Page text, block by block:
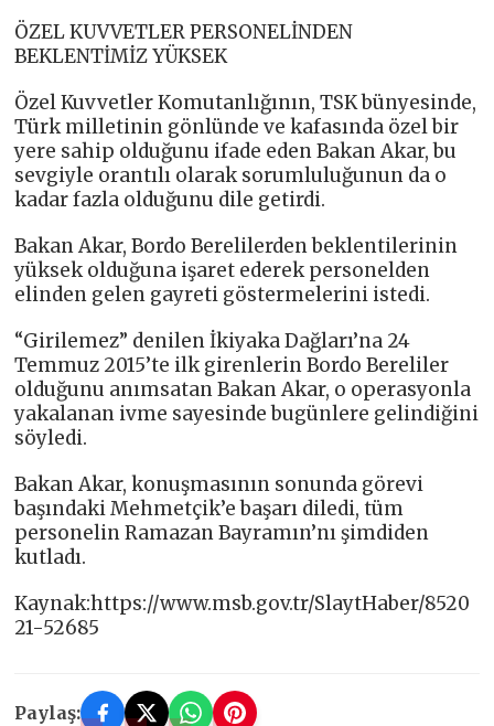
ÖZEL KUVVETLER PERSONELİNDEN
BEKLENTİMİZ YÜKSEK
Özel Kuvvetler Komutanlığının, TSK bünyesinde,
Türk milletinin gönlünde ve kafasında özel bir
yere sahip olduğunu ifade eden Bakan Akar, bu
sevgiyle orantılı olarak sorumluluğunun da o
kadar fazla olduğunu dile getirdi.
Bakan Akar, Bordo Berelilerden beklentilerinin
yüksek olduğuna işaret ederek personelden
elinden gelen gayreti göstermelerini istedi.
“Girilemez” denilen İkiyaka Dağları’na 24
Temmuz 2015’te ilk girenlerin Bordo Bereliler
olduğunu anımsatan Bakan Akar, o operasyonla
yakalanan ivme sayesinde bugünlere gelindiğini
söyledi.
Bakan Akar, konuşmasının sonunda görevi
başındaki Mehmetçik’e başarı diledi, tüm
personelin Ramazan Bayramın’nı şimdiden
kutladı.
Kaynak:https://www.msb.gov.tr/SlaytHaber/8520
21-52685
Paylaş: